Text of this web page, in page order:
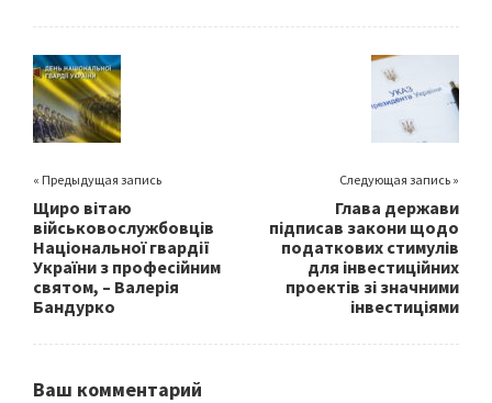
o
o
k
er
« Предыдущая запись
Щиро вітаю
військовослужбовців
Національної гвардії
України з професійним
святом, – Валерія
Бандурко
Следующая запись »
Глава держави
підписав закони щодо
податкових стимулів
для інвестиційних
проектів зі значними
інвестиціями
Ваш комментарий